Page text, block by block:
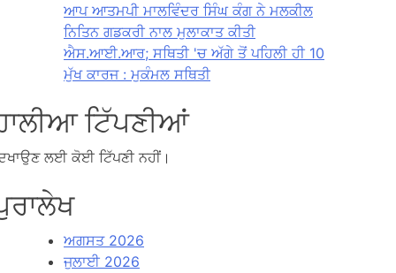
ਆਪ ਆਤਮਪੀ ਮਾਲਵਿੰਦਰ ਸਿੰਘ ਕੰਗ ਨੇ ਮਲਕੀਲ
ਨਿਤਿਨ ਗਡਕਰੀ ਨਾਲ ਮੁਲਾਕਾਤ ਕੀਤੀ
ਐਸ.ਆਈ.ਆਰ; ਸਥਿਤੀ 'ਚ ਅੱਗੇ ਤੋਂ ਪਹਿਲੀ ਹੀ 10
ਮੁੱਖ ਕਾਰਜ : ਮੁਕੰਮਲ ਸਥਿਤੀ
ਟਿੱਪਣੀਆਂ
ਲਈ ਕੋਈ ਟਿੱਪਣੀ ਨਹੀਂ।
ਅਗਸਤ 2026
ਜੁਲਾਈ 2026